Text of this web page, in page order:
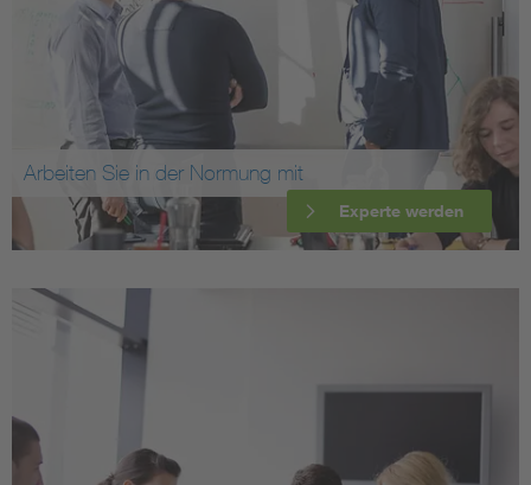
Arbeiten Sie in der Normung mit
Experte werden